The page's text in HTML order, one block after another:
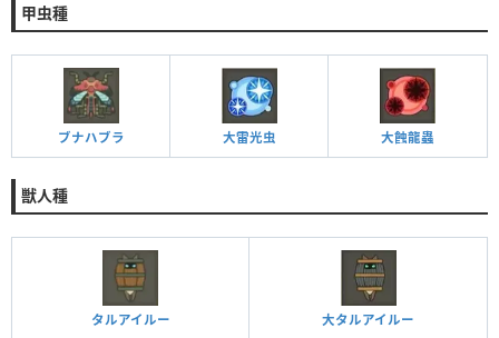
甲虫種
ブナハブラ 大雷光虫 大蝕龍蟲
獣人種
タルアイルー 大タルアイルー